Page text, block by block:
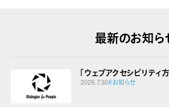
最新のお知ら
「ウェブアクセシビリティ
2026.7.30#お知らせ